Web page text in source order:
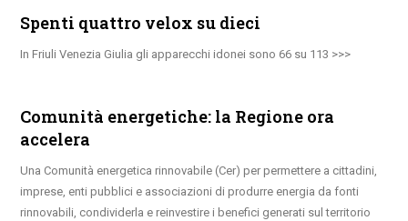
Spenti quattro velox su dieci
In Friuli Venezia Giulia gli apparecchi idonei sono 66 su 113
Comunità energetiche: la Regione ora
accelera
Una Comunità energetica rinnovabile (Cer) per permettere a cittadini,
imprese, enti pubblici e associazioni di produrre energia da fonti
rinnovabili, condividerla e reinvestire i benefici generati sul territorio